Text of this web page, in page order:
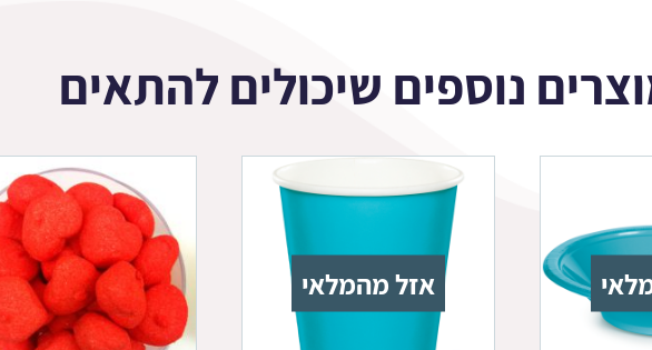
נוספים שיכולים להתאים
אזל מהמלאי